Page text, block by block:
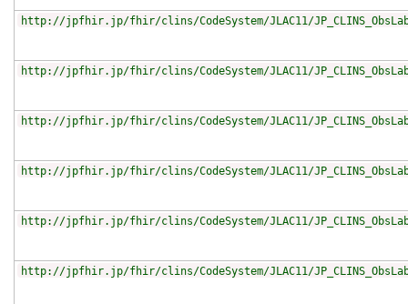
http://jpfhir.jp/fhir/clins/CodeSystem/JLAC11/
http://jpfhir.jp/fhir/clins/CodeSystem/JLAC11/
http://jpfhir.jp/fhir/clins/CodeSystem/JLAC11/
http://jpfhir.jp/fhir/clins/CodeSystem/JLAC11/
http://jpfhir.jp/fhir/clins/CodeSystem/JLAC11/
http://jpfhir.jp/fhir/clins/CodeSystem/JLAC11/